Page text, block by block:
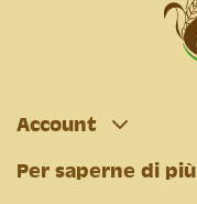
Account
Per saperne di più